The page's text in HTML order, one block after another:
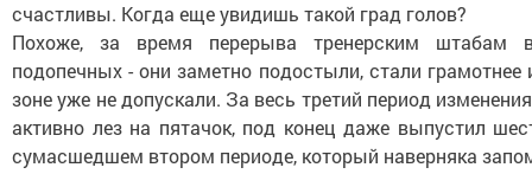
счастливы. Когда еще увидишь такой град голов?
Похоже, за время перерыва тренерским штабам
подопечных - они заметно подостыли, стали
зоне уже не допускали. За весь третий период
активно лез на пятачок, под конец даже выпустил
сумасшедшем втором периоде, который наверняка